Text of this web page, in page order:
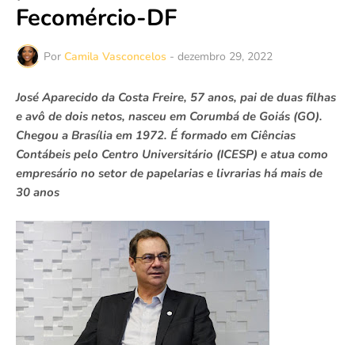
Fecomércio-DF
Por Camila Vasconcelos - dezembro 29, 2022
José Aparecido da Costa Freire, 57 anos, pai de duas filhas
e avô de dois netos, nasceu em Corumbá de Goiás (GO).
Chegou a Brasília em 1972. É formado em Ciências
Contábeis pelo Centro Universitário (ICESP) e atua como
empresário no setor de papelarias e livrarias há mais de
30 anos